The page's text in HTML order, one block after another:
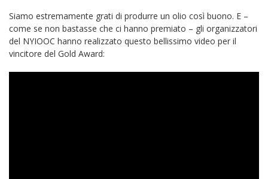
Siamo estremamente grati di produrre un olio così buono. E –
come se non bastasse che ci hanno premiato – gli organizzatori
del NYIOOC hanno realizzato questo bellissimo video per il
vincitore del Gold Award: